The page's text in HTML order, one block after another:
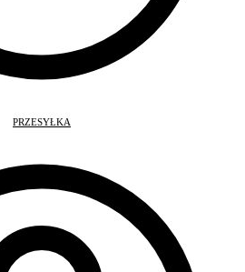
PRZESYŁKA